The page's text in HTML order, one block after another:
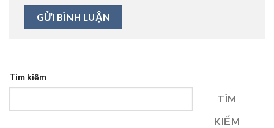
Tìm kiếm
TÌM
KIẾM